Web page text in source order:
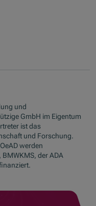
und
GmbH im Eigentum
ist das
und Forschung.
werden
der ADA